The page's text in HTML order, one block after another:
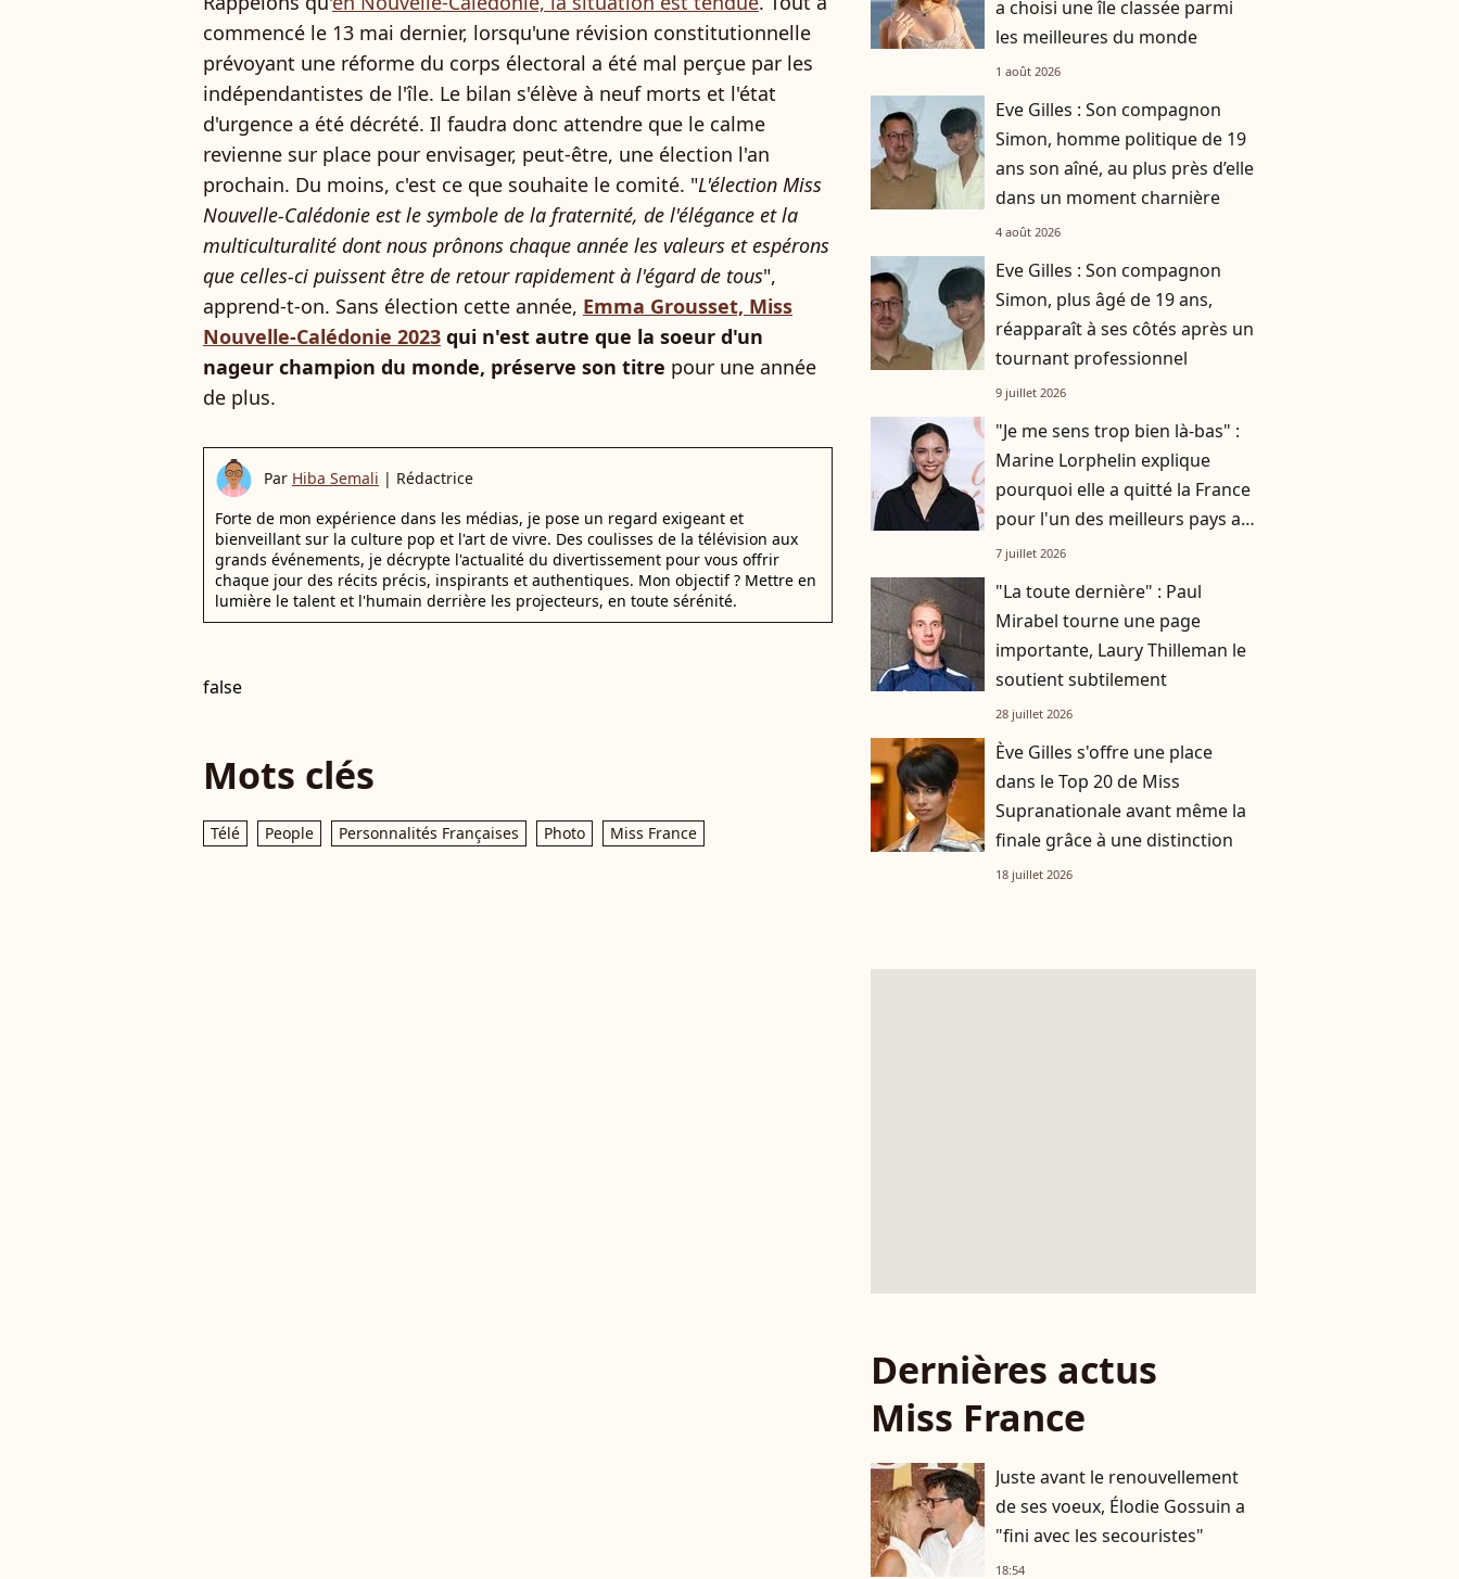
commencé le 13 mai dernier, lorsqu'une révision constitutionnelle
prévoyant une réforme du corps électoral a été mal perçue par les
indépendantistes de l'île. Le bilan s'élève à neuf morts et l'état
d'urgence a été décrété. Il faudra donc attendre que le calme
revienne sur place pour envisager, peut-être, une élection l'an
prochain. Du moins, c'est ce que souhaite le comité. "L'élection Miss
Nouvelle-Calédonie est le symbole de la fraternité, de l'élégance et la
multiculturalité dont nous prônons chaque année les valeurs et espérons
que celles-ci puissent être de retour rapidement à l'égard de tous",
apprend-t-on. Sans élection cette année, Emma Grousset, Miss
Nouvelle-Calédonie 2023 qui n'est autre que la soeur d'un
nageur champion du monde, préserve son titre pour une année
de plus.
Par Hiba Semali | Rédactrice
Forte de mon expérience dans les médias, je pose un regard exigeant et
bienveillant sur la culture pop et l'art de vivre. Des coulisses de la télévision aux
grands événements, je décrypte l'actualité du divertissement pour vous offrir
chaque jour des récits précis, inspirants et authentiques. Mon objectif ? Mettre en
lumière le talent et l'humain derrière les projecteurs, en toute sérénité.
false
Mots clés
Télé People Personnalités Françaises Photo Miss France
a choisi une île classée parmi
les meilleures du monde
1 août 2026
Eve Gilles : Son compagnon
Simon, homme politique de 19
ans son aîné, au plus près d’elle
dans un moment charnière
4 août 2026
Eve Gilles : Son compagnon
Simon, plus âgé de 19 ans,
réapparaît à ses côtés après un
tournant professionnel
9 juillet 2026
"Je me sens trop bien là-bas" :
Marine Lorphelin explique
pourquoi elle a quitté la France
pour l'un des meilleurs pays au
monde
7 juillet 2026
"La toute dernière" : Paul
Mirabel tourne une page
importante, Laury Thilleman le
soutient subtilement
28 juillet 2026
Ève Gilles s'offre une place
dans le Top 20 de Miss
Supranationale avant même la
finale grâce à une distinction
18 juillet 2026
Dernières actus
Miss France
Juste avant le renouvellement
de ses voeux, Élodie Gossuin a
"fini avec les secouristes"
18:54